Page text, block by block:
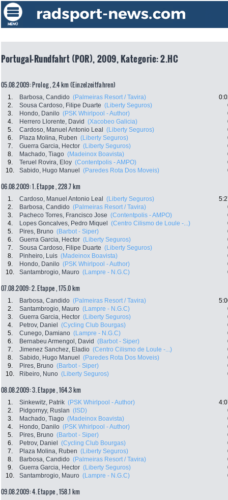
Portugal-Rundfahrt (POR), 2009, Kategorie: 2.HC
05.08.2009: Prolog , 2.4 km (Einzelzeitfahren)
1. Barbosa, Candido (Palmeiras Resort / Tavira)
2.
Sousa Cardoso, Filipe Duarte (Liberty Seguros)
3.
Hondo, Danilo (PSK Whirlpool - Author)
4.
Herrero Llorente, David (Xacobeo Galicia)
5.
Cardoso, Manuel Antonio Leal (Liberty Seguros)
6.
Plaza Molina, Ruben (Liberty Seguros)
7.
Guerra Garcia, Hector (Liberty Seguros)
8.
Machado, Tiago (Madeinox Boavista)
9.
Teruel Rovira, Eloy (Contentpolis - AMPO)
10.
Sabido, Hugo Manuel (Paredes Rota Dos Moveis)
06.08.2009: 1. Etappe , 228.7 km
1. Cardoso, Manuel Antonio Leal (Liberty Seguros)
2.
Barbosa, Candido (Palmeiras Resort / Tavira)
3.
Pacheco Torres, Francisco Jose (Contentpolis - AMPO)
4.
Lopes Goncalves, Pedro Miquel (Centro Cilismo de Loule -...)
5.
Pires, Bruno (Barbot - Siper)
6.
Guerra Garcia, Hector (Liberty Seguros)
7.
Sousa Cardoso, Filipe Duarte (Liberty Seguros)
8.
Pinheiro, Luis (Madeinox Boavista)
9.
Hondo, Danilo (PSK Whirlpool - Author)
10.
Santambrogio, Mauro (Lampre - N.G.C)
07.08.2009: 2. Etappe , 175.0 km
1. Barbosa, Candido (Palmeiras Resort / Tavira)
2.
Santambrogio, Mauro (Lampre - N.G.C)
3.
Guerra Garcia, Hector (Liberty Seguros)
4.
Petrov, Daniel (Cycling Club Bourgas)
5.
Cunego, Damiano (Lampre - N.G.C)
6.
Bernabeu Armengol, David (Barbot - Siper)
7.
Jimenez Sanchez, Eladio (Centro Cilismo de Loule -...)
8.
Sabido, Hugo Manuel (Paredes Rota Dos Moveis)
9.
Pires, Bruno (Barbot - Siper)
10.
Ribeiro, Nuno (Liberty Seguros)
08.08.2009: 3. Etappe , 164.3 km
1. Sinkewitz, Patrik (PSK Whirlpool - Author)
2.
Pidgornyy, Ruslan (ISD)
3.
Machado, Tiago (Madeinox Boavista)
4.
Hondo, Danilo (PSK Whirlpool - Author)
5.
Pires, Bruno (Barbot - Siper)
6.
Petrov, Daniel (Cycling Club Bourgas)
7.
Plaza Molina, Ruben (Liberty Seguros)
8.
Barbosa, Candido (Palmeiras Resort / Tavira)
9.
Guerra Garcia, Hector (Liberty Seguros)
10.
Santambrogio, Mauro (Lampre - N.G.C)
09.08.2009: 4. Etappe , 158.1 km